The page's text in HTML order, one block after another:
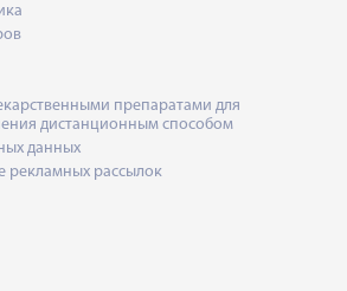
препаратами для
дистанционным способом
данных
рекламных рассылок